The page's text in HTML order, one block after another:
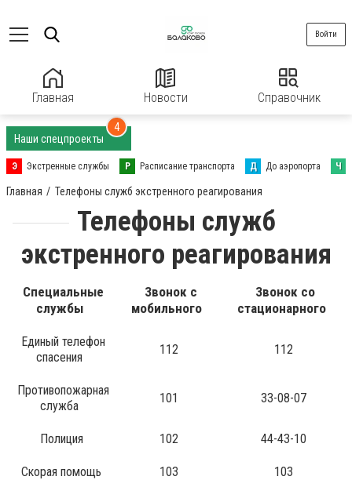
Главная Новости Справочник
Войти
Наши спецпроекты
4
Э Экстренные службы Р Расписание транспорта Д До аэропорта Ч
Главная Телефоны служб экстренного реагирования
Телефоны служб
экстренного реагирования
Специальные
службы
Звонок с
мобильного
Звонок со
стационарного
Единый телефон
спасения
112 112
Противопожарная
служба
101 33-08-07
Полиция 102 44-43-10
Скорая помощь 103 103